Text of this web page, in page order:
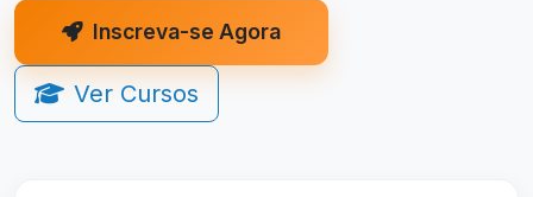
Inscreva-se Agora
Ver Cursos